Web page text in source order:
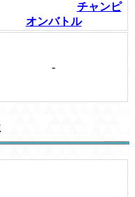
チャンピ
オンバトル
-